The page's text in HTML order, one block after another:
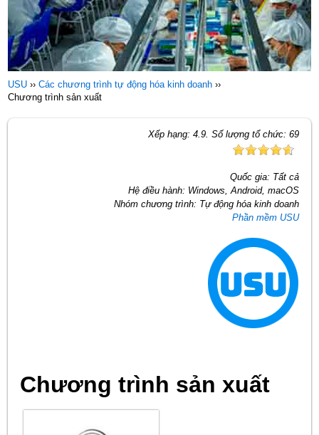
USU ››Các chương trình tự động hóa kinh doanh ››
Chương trình sản xuất
Xếp hạng: 4.9. Số lượng tổ chức: 69
Quốc gia: Tất cả
Hệ điều hành: Windows, Android, macOS
Nhóm chương trình: Tự động hóa kinh doanh
Phần mềm USU
Chương trình sản xuất